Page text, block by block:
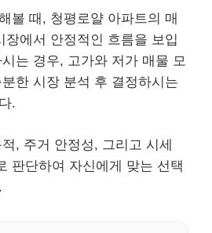
볼 때, 청평로얄 아파트의 매
장에서 안정적인 흐름을 보입
는 경우, 고가와 저가 매물 모
한 시장 분석 후 결정하시는
.
, 주거 안정성, 그리고 시세
판단하여 자신에게 맞는 선택